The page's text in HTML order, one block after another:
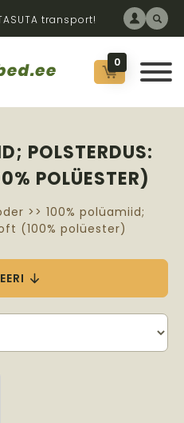
transport!
0
POLSTERDUS:
POLÜESTER)
>> 100% polüamiid;
(100% polüester)